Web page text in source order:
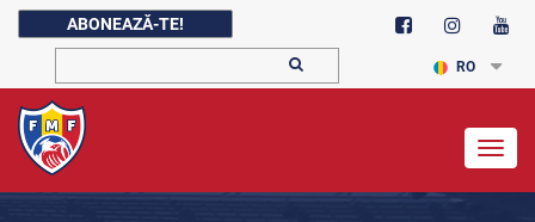
ABONEAZĂ-TE!
RO